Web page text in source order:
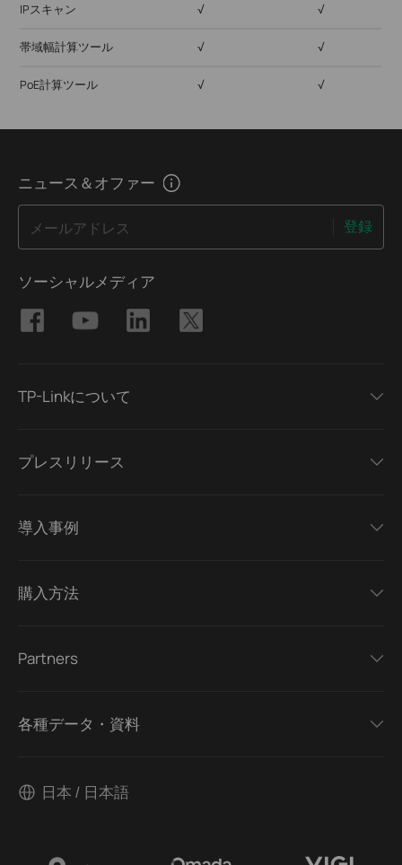
IPスキャン √ √
帯域幅計算ツール √ √
PoE計算ツール √ √
ニュース＆オファー
メールアドレス 登録
ソーシャルメディア
TP-Linkについて
プレスリリース
導入事例
購入方法
Partners
各種データ・資料
日本 / 日本語